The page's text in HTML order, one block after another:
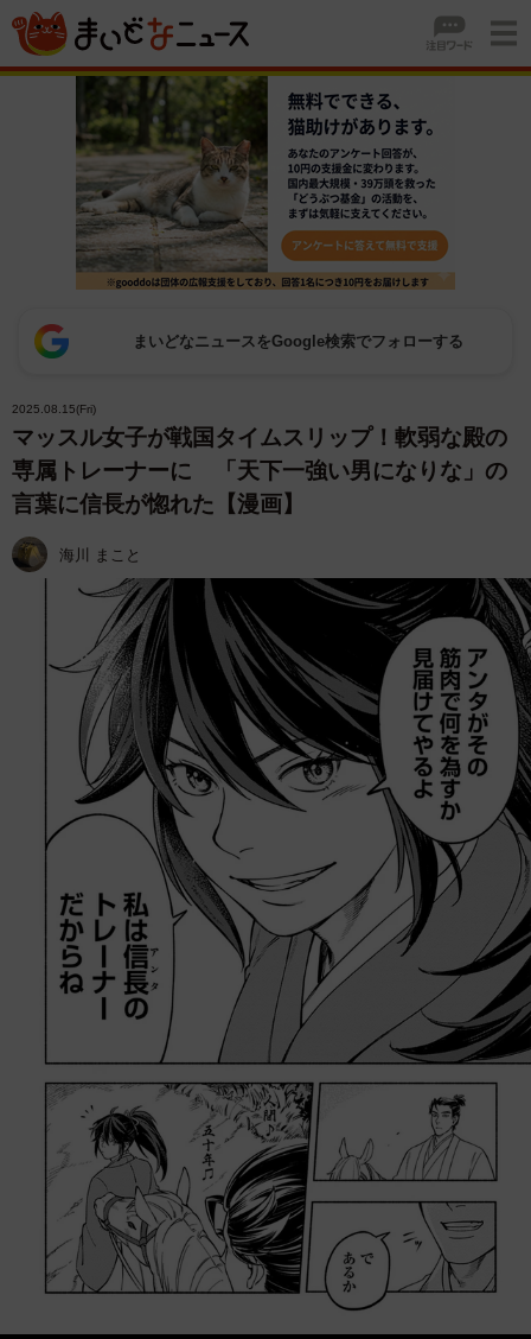
まいどなニュースをGoogle検索でフォローする
2025.08.15(Fri)
マッスル女子が戦国タイムスリップ！軟弱な殿の
専属トレーナーに 「天下一強い男になりな」の
言葉に信長が惚れた【漫画】
海川 まこと